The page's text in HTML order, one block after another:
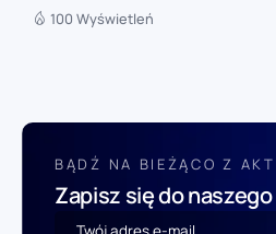
100 Wyświetleń
BĄDŹ NA BIEŻĄCO Z
Zapisz się do